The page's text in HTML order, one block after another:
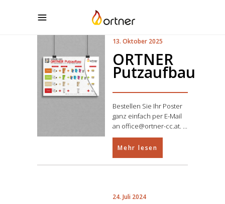
13. Oktober 2025
ORTNER
Putzaufbau
Bestellen Sie Ihr Poster
ganz einfach per E-Mail
an office@ortner-cc.at.
Mehr lesen
24. Juli 2024